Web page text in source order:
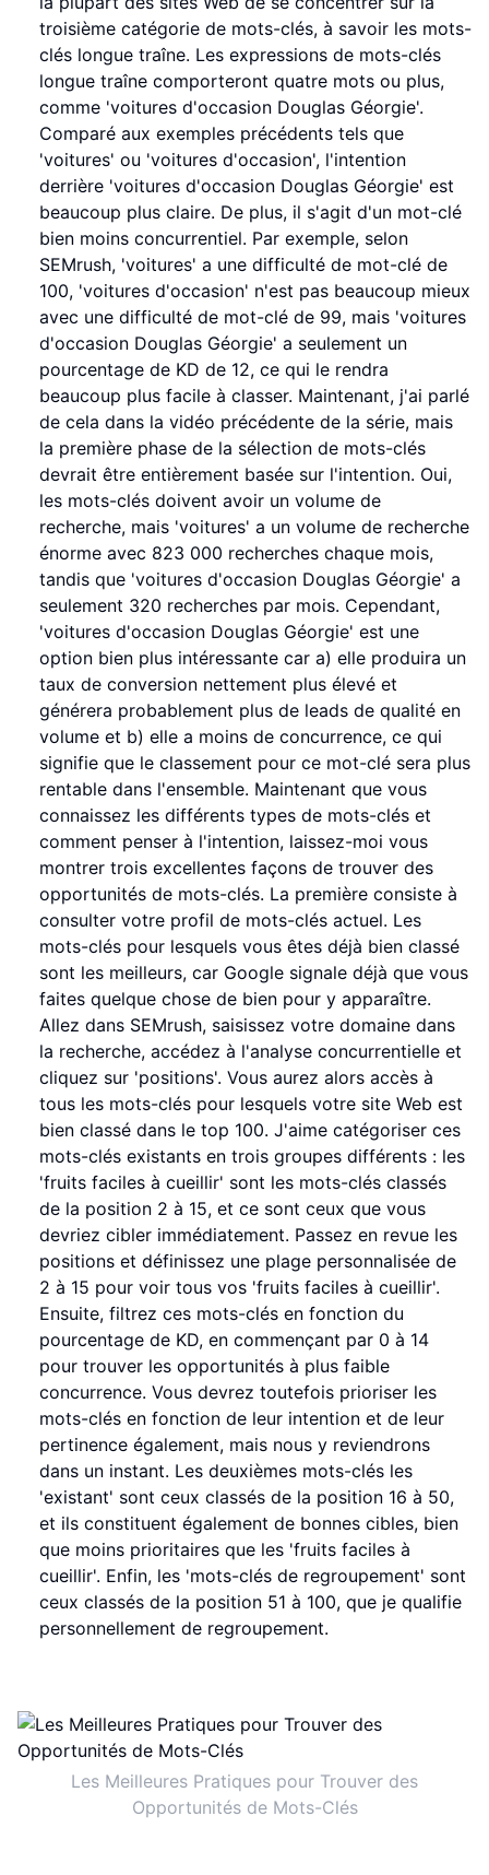
troisième catégorie de mots-clés, à savoir les mots-
clés longue traîne. Les expressions de mots-clés
longue traîne comporteront quatre mots ou plus,
comme 'voitures d'occasion Douglas Géorgie'.
Comparé aux exemples précédents tels que
'voitures' ou 'voitures d'occasion', l'intention
derrière 'voitures d'occasion Douglas Géorgie' est
beaucoup plus claire. De plus, il s'agit d'un mot-clé
bien moins concurrentiel. Par exemple, selon
SEMrush, 'voitures' a une difficulté de mot-clé de
100, 'voitures d'occasion' n'est pas beaucoup mieux
avec une difficulté de mot-clé de 99, mais 'voitures
d'occasion Douglas Géorgie' a seulement un
pourcentage de KD de 12, ce qui le rendra
beaucoup plus facile à classer. Maintenant, j'ai parlé
de cela dans la vidéo précédente de la série, mais
la première phase de la sélection de mots-clés
devrait être entièrement basée sur l'intention. Oui,
les mots-clés doivent avoir un volume de
recherche, mais 'voitures' a un volume de recherche
énorme avec 823 000 recherches chaque mois,
tandis que 'voitures d'occasion Douglas Géorgie' a
seulement 320 recherches par mois. Cependant,
'voitures d'occasion Douglas Géorgie' est une
option bien plus intéressante car a) elle produira un
taux de conversion nettement plus élevé et
générera probablement plus de leads de qualité en
volume et b) elle a moins de concurrence, ce qui
signifie que le classement pour ce mot-clé sera plus
rentable dans l'ensemble. Maintenant que vous
connaissez les différents types de mots-clés et
comment penser à l'intention, laissez-moi vous
montrer trois excellentes façons de trouver des
opportunités de mots-clés. La première consiste à
consulter votre profil de mots-clés actuel. Les
mots-clés pour lesquels vous êtes déjà bien classé
sont les meilleurs, car Google signale déjà que vous
faites quelque chose de bien pour y apparaître.
Allez dans SEMrush, saisissez votre domaine dans
la recherche, accédez à l'analyse concurrentielle et
cliquez sur 'positions'. Vous aurez alors accès à
tous les mots-clés pour lesquels votre site Web est
bien classé dans le top 100. J'aime catégoriser ces
mots-clés existants en trois groupes différents : les
'fruits faciles à cueillir' sont les mots-clés classés
de la position 2 à 15, et ce sont ceux que vous
devriez cibler immédiatement. Passez en revue les
positions et définissez une plage personnalisée de
2 à 15 pour voir tous vos 'fruits faciles à cueillir'.
Ensuite, filtrez ces mots-clés en fonction du
pourcentage de KD, en commençant par 0 à 14
pour trouver les opportunités à plus faible
concurrence. Vous devrez toutefois prioriser les
mots-clés en fonction de leur intention et de leur
pertinence également, mais nous y reviendrons
dans un instant. Les deuxièmes mots-clés les
'existant' sont ceux classés de la position 16 à 50,
et ils constituent également de bonnes cibles, bien
que moins prioritaires que les 'fruits faciles à
cueillir'. Enfin, les 'mots-clés de regroupement' sont
ceux classés de la position 51 à 100, que je qualifie
personnellement de regroupement.
Les Meilleures Pratiques pour Trouver des
Opportunités de Mots-Clés